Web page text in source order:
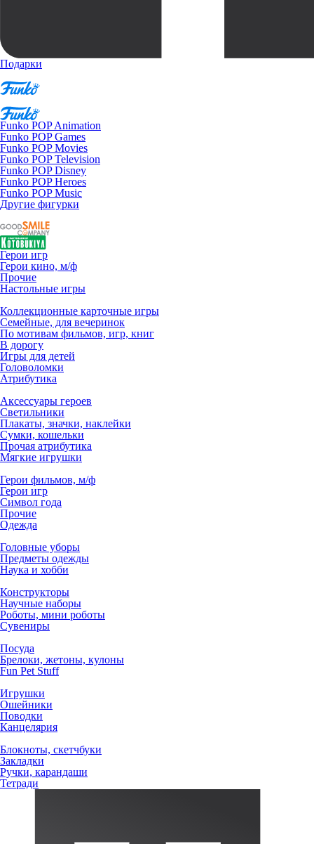
Подарки
Funko POP Animation
Funko POP Games
Funko POP Movies
Funko POP Television
Funko POP Disney
Funko POP Heroes
Funko POP Music
Другие фигурки
Герои игр
Герои кино, м/ф
Прочие
Настольные игры
Коллекционные карточные игры
Семейные, для вечеринок
По мотивам фильмов, игр, книг
В дорогу
Игры для детей
Головоломки
Атрибутика
Аксессуары героев
Светильники
Плакаты, значки, наклейки
Сумки, кошельки
Прочая атрибутика
Мягкие игрушки
Герои фильмов, м/ф
Герои игр
Символ года
Прочие
Одежда
Головные уборы
Предметы одежды
Наука и хобби
Конструкторы
Научные наборы
Роботы, мини роботы
Сувениры
Посуда
Брелоки, жетоны, кулоны
Fun Pet Stuff
Игрушки
Ошейники
Поводки
Канцелярия
Блокноты, скетчбуки
Закладки
Ручки, карандаши
Тетради